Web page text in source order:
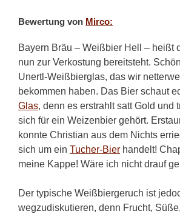
Bewertung von Mirco:
Bayern Bräu – Weißbier Hell – heißt
nun zur Verkostung bereitsteht.
Unertl-Weißbierglas, das wir
bekommen haben. Das Bier schaut
Glas, denn es erstrahlt satt Gold und
sich für ein Weizenbier gehört.
konnte Christian aus dem Nichts
sich um ein Tucher-Bier handelt!
meine Kappe! Wäre ich nicht drauf
Der typische Weißbiergeruch ist
wegzudiskutieren, denn Frucht,